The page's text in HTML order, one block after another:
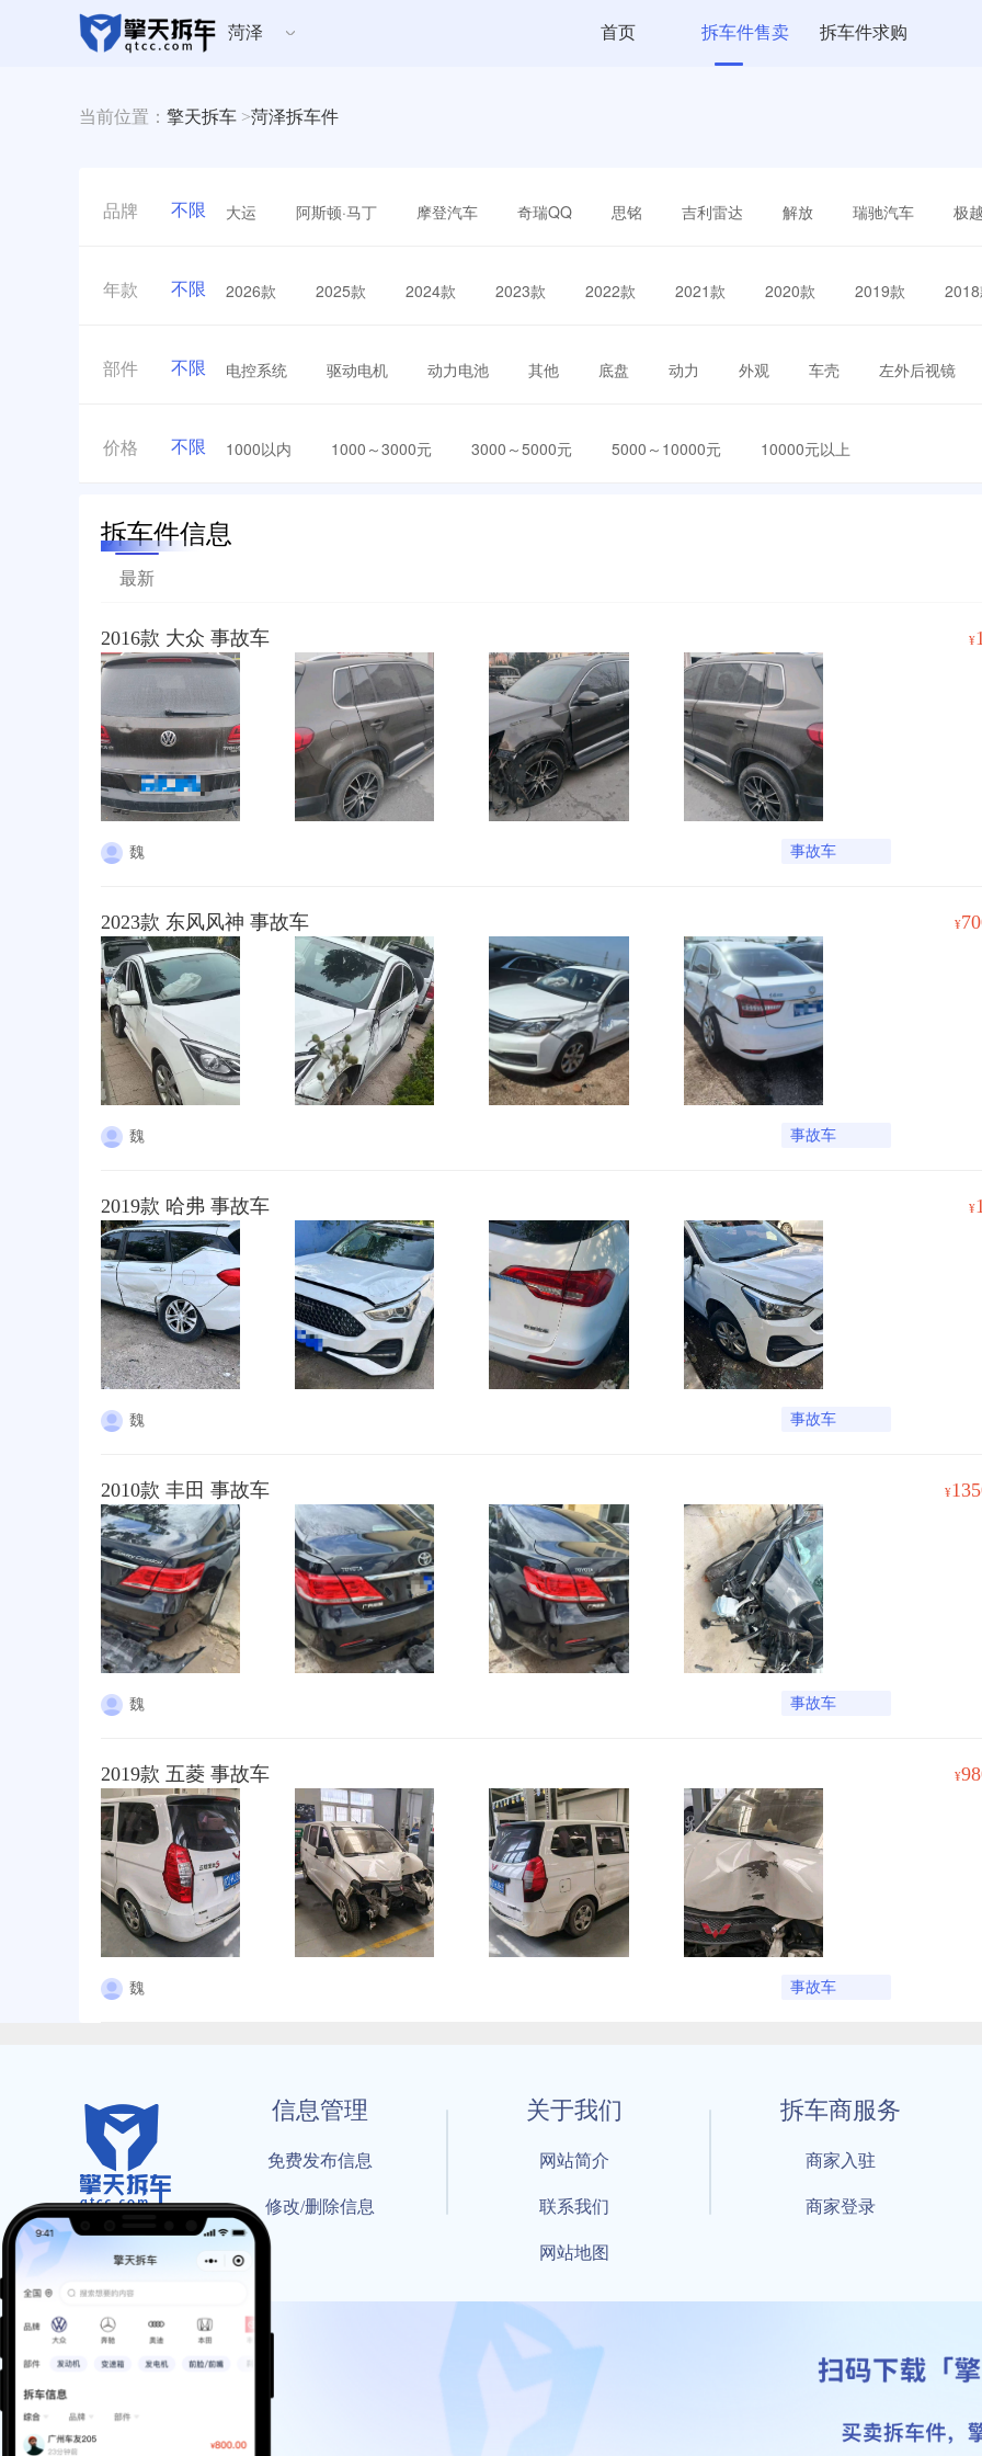
菏泽 首页 拆车件售卖 拆车件求购
当前位置： 擎天拆车 >菏泽拆车件
品牌 不限 大运 阿斯顿·马丁 摩登汽车 奇瑞QQ 思铭 吉利雷达 解放 瑞驰汽车 极
年款 不限 2026款 2025款 2024款 2023款 2022款 2021款 2020款 2019款
部件 不限 电控系统 驱动电机 动力电池 其他 底盘 动力 外观 车壳 左外后视镜
价格 不限 1000以内 1000～3000元 3000～5000元 5000～10000元 10000元以上
拆车件信息
最新
2016款 大众 事故车 ¥
魏 事故车
2023款 东风风神 事故车 ¥
魏 事故车
2019款 哈弗 事故车 ¥
魏 事故车
2010款 丰田 事故车 ¥
魏 事故车
2019款 五菱 事故车 ¥
魏 事故车
信息管理
免费发布信息
修改/删除信息
关于我们
网站简介
联系我们
网站地图
拆车商服务
商家入驻
商家登录
© 2021 By 擎天拆车-买卖拆车件，擎天拆车好省快 All Rights Reserved
工信部备案号：鲁ICP备18021004号-17 公安部备案号： 鲁公网安备